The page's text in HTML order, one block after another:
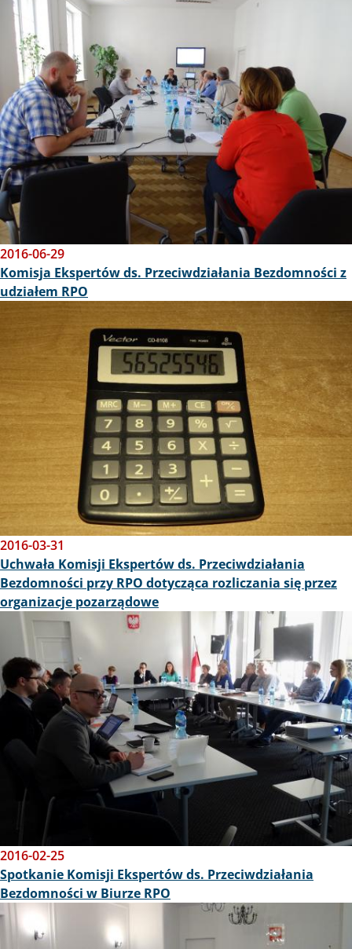
2016-06-29
Komisja Ekspertów ds. Przeciwdziałania Bezdomności z
udziałem RPO
2016-03-31
Uchwała Komisji Ekspertów ds. Przeciwdziałania
Bezdomności przy RPO dotycząca rozliczania się przez
organizacje pozarządowe
Obraz
2016-02-25
Spotkanie Komisji Ekspertów ds. Przeciwdziałania
Bezdomności w Biurze RPO
Obraz